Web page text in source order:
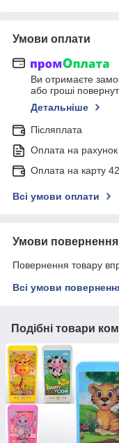
Умови оплати
Ви отримаєте
або гроші
Детальніше
Післяплата
Оплата на рахунок
Оплата на карту
Всі умови оплати
Умови повернення
Повернення товару
Всі умови
Подібні товари